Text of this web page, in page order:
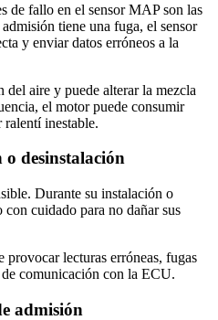
de fallo en el sensor MAP son las
tiene una fuga, el sensor
y enviar datos erróneos a la
aire y puede alterar la mezcla
el motor puede consumir
ralentí inestable.
o desinstalación
Durante su instalación o
cuidado para no dañar sus
lecturas erróneas, fugas
comunicación con la ECU.
admisión